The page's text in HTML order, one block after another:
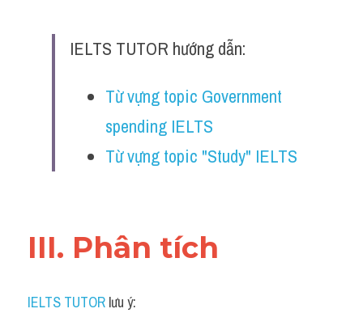
IELTS Advice
Đề thi thật Task 2
Writing
IELTS TUTOR hướng dẫn:
Từ vựng topic Government
spending IELTS
Từ vựng topic "Study" IELTS
III. Phân tích
IELTS TUTOR lưu ý: